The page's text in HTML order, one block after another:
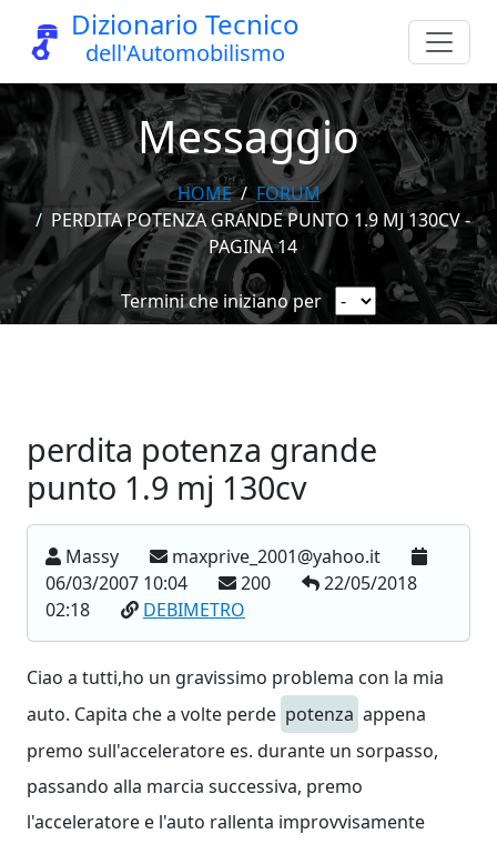
Dizionario Tecnico
dell'Automobilismo
Messaggio
HOME
FORUM
PERDITA POTENZA GRANDE PUNTO 1.9 MJ 130CV -
PAGINA 14
Termini che iniziano per
perdita potenza grande
punto 1.9 mj 130cv
Massy
maxprive_2001@yahoo.it
06/03/2007 10:04
200
22/05/2018
02:18
DEBIMETRO
Ciao a tutti,ho un gravissimo problema con la mia
auto. Capita che a volte perde potenza appena
premo sull'acceleratore es. durante un sorpasso,
passando alla marcia successiva, premo
l'acceleratore e l'auto rallenta improvvisamente